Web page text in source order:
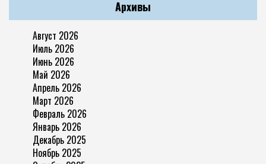
Архивы
Август 2026
Июль 2026
Июнь 2026
Май 2026
Апрель 2026
Март 2026
Февраль 2026
Январь 2026
Декабрь 2025
Ноябрь 2025